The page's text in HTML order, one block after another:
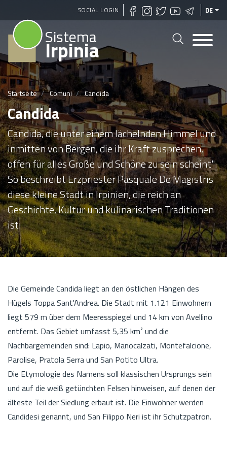
Direkt
zum
SOCIAL LOGIN DE
Sistema
Irpinia
Startseite Comuni Candida
Candida
Candida, die unter einem lächelnden Himmel und
inmitten von Bergen, die ihr Kraft zusprechen,
offen für alles Große und Schöne zu sein scheint":
So beschreibt Erzpriester Pasquale De Magistris
diese kleine Stadt in Irpinien, die reich an
Geschichte, Kultur und kulinarischen Traditionen
ist.
Die Gemeinde Candida liegt an den östlichen Hängen des
Hügels Toppa Sant'Andrea. Die Stadt mit 1.121 Einwohnern
liegt 579 m über dem Meeresspiegel und 14 km von Avellino
entfernt. Das Gebiet umfasst 5,35 km² und die
Nachbargemeinden sind: Lapio, Manocalzati, Montefalcione,
Parolise, Pratola Serra und San Potito Ultra.
Die Etymologie des Namens soll klassischen Ursprungs sein
und auf die weiß getünchten Felsen hinweisen, auf denen der
älteste Teil der Siedlung erbaut ist. Die Einwohner werden
Candidesi genannt, und San Filippo Neri ist ihr Schutzpatron.